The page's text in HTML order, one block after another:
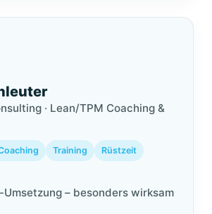
· Lean/TPM Coaching &
Training Rüstzeit
– besonders wirksam